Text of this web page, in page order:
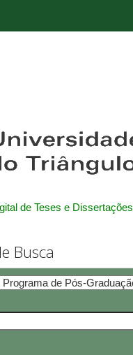
de Teses e Dissertações
Busca